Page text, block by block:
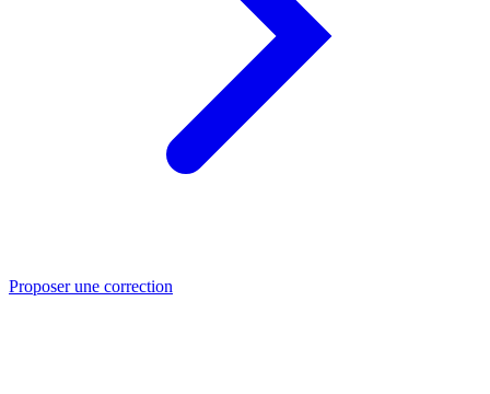
Proposer une correction